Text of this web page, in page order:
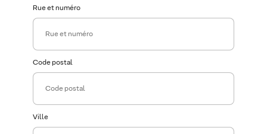
Rue et numéro
Code postal
Ville